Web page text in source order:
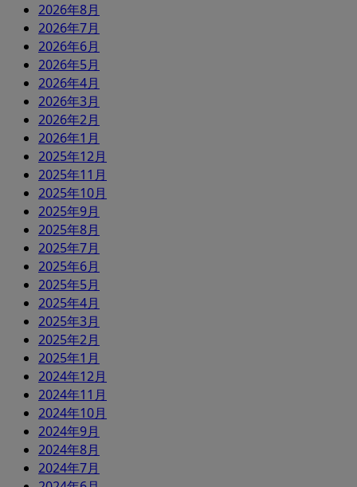
2026年8月
2026年7月
2026年6月
2026年5月
2026年4月
2026年3月
2026年2月
2026年1月
2025年12月
2025年11月
2025年10月
2025年9月
2025年8月
2025年7月
2025年6月
2025年5月
2025年4月
2025年3月
2025年2月
2025年1月
2024年12月
2024年11月
2024年10月
2024年9月
2024年8月
2024年7月